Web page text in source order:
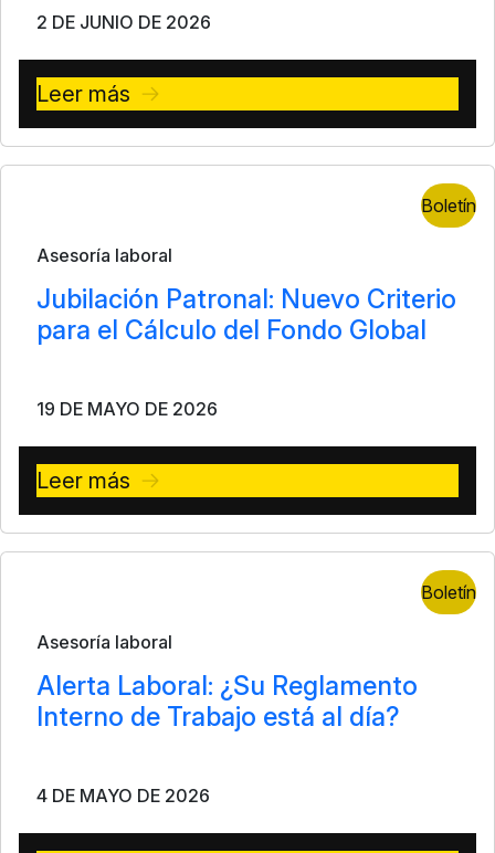
2 DE JUNIO DE 2026
Leer más
Boletín
Asesoría laboral
Jubilación Patronal: Nuevo Criterio
para el Cálculo del Fondo Global
19 DE MAYO DE 2026
Leer más
Boletín
Asesoría laboral
Alerta Laboral: ¿Su Reglamento
Interno de Trabajo está al día?
4 DE MAYO DE 2026